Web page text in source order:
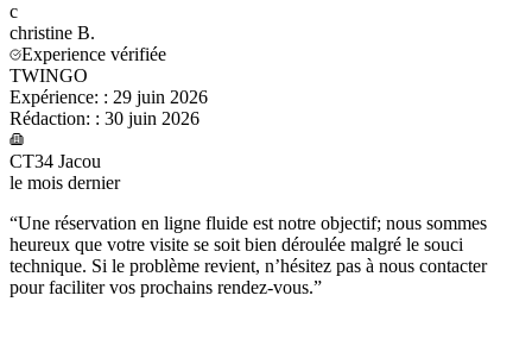
c
christine B.
Experience vérifiée
TWINGO
Expérience: : 29 juin 2026
Rédaction: : 30 juin 2026
CT34 Jacou
le mois dernier
“Une réservation en ligne fluide est notre objectif; nous sommes
heureux que votre visite se soit bien déroulée malgré le souci
technique. Si le problème revient, n’hésitez pas à nous contacter
pour faciliter vos prochains rendez-vous.”